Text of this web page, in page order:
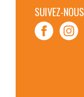
SUIVEZ-NOUS